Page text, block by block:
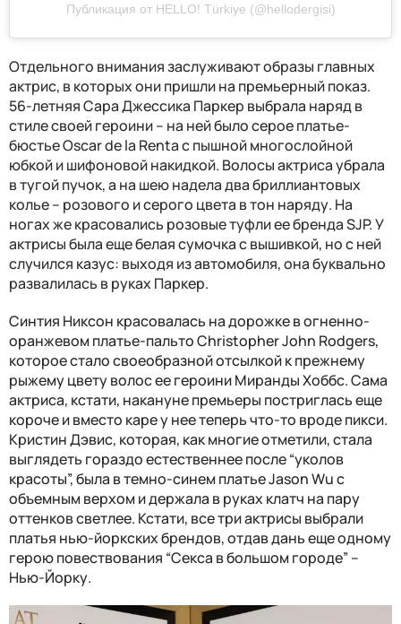
Публикация от HELLO! Türkiye (@hellodergisi)
Отдельного внимания заслуживают образы главных
актрис, в которых они пришли на премьерный показ.
56-летняя Сара Джессика Паркер выбрала наряд в
стиле своей героини – на ней было серое платье-
бюстье Oscar de la Renta с пышной многослойной
юбкой и шифоновой накидкой. Волосы актриса убрала
в тугой пучок, а на шею надела два бриллиантовых
колье – розового и серого цвета в тон наряду. На
ногах же красовались розовые туфли ее бренда SJP. У
актрисы была еще белая сумочка с вышивкой, но с ней
случился казус: выходя из автомобиля, она буквально
развалилась в руках Паркер.
Синтия Никсон красовалась на дорожке в огненно-
оранжевом платье-пальто Christopher John Rodgers,
которое стало своеобразной отсылкой к прежнему
рыжему цвету волос ее героини Миранды Хоббс. Сама
актриса, кстати, накануне премьеры постриглась еще
короче и вместо каре у нее теперь что-то вроде пикси.
Кристин Дэвис, которая, как многие отметили, стала
выглядеть гораздо естественнее после “уколов
красоты”, была в темно-синем платье Jason Wu с
объемным верхом и держала в руках клатч на пару
оттенков светлее. Кстати, все три актрисы выбрали
платья нью-йоркских брендов, отдав дань еще одному
герою повествования “Секса в большом городе” –
Нью-Йорку.